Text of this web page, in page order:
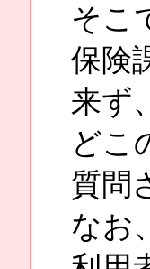
そこ
保険
来ず
どこ
質問
なお